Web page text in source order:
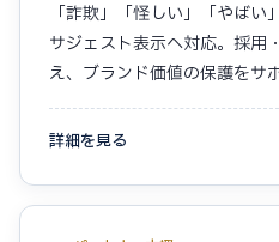
「詐欺」「怪しい」「やば
サジェスト表示へ対応。採用
え、ブランド価値の保護をサ
詳細を見る